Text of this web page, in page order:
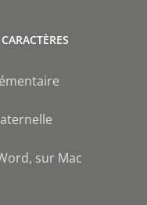
sur Mac